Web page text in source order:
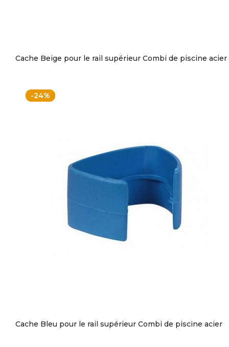
Cache Beige pour le rail supérieur Combi de piscine acier
-24%
Cache Bleu pour le rail supérieur Combi de piscine acier